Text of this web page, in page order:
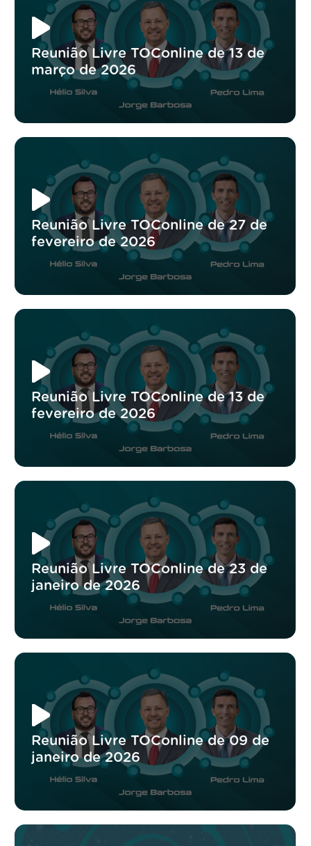
Reunião Livre TOConline de 13 de
março de 2026
Reunião Livre TOConline de 27 de
fevereiro de 2026
Reunião Livre TOConline de 13 de
fevereiro de 2026
Reunião Livre TOConline de 23 de
janeiro de 2026
Reunião Livre TOConline de 09 de
janeiro de 2026